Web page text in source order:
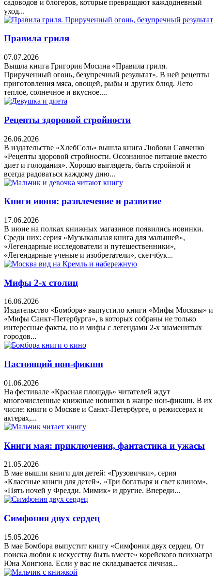
садоводов и блогеров, которые превращают каждодневный
уход...
Правила гриля
07.07.2026
Вышла книга Григория Мосина «Правила гриля.
Прирученный огонь, безупречный результат». В ней рецепты
приготовления мяса, овощей, рыбы и других блюд. Лето
теплое, солнечное и вкусное....
Рецепты здоровой стройности
26.06.2026
В издательстве «ХлебСоль» вышла книга Любови Савченко
«Рецепты здоровой стройности. Осознанное питание вместо
диет и голодания». Хорошо выглядеть, быть стройной и
всегда радоваться каждому дню...
Книги июня: развлечение и развитие
17.06.2026
В июне на полках книжных магазинов появились новинки.
Среди них: серия «Музыкальная книга для малышей»,
«Легендарные исследователи и путешественники»,
«Легендарные ученые и изобретатели», скетчбук...
Мифы 2-х столиц
16.06.2026
Издательство «Бомбора» выпустило книги «Мифы Москвы» и
«Мифы Санкт-Петербурга», в которых собраны не только
интересные факты, но и мифы с легендами 2-х знаменитых
городов...
Настоящий нон-фикшн
01.06.2026
На фестивале «Красная площадь» читателей ждут
многочисленные книжные новинки в жанре нон-фикшн. В их
числе: книги о Москве и Санкт-Петербурге, о режиссерах и
актерах,...
Книги мая: приключения, фантастика и ужасы
21.05.2026
В мае вышли книги для детей: «Грузовички», серия
«Классные книги для детей», «Три богатыря и свет клином»,
«Пять ночей у Фредди. Мимик» и другие. Впереди...
Симфония двух сердец
15.05.2026
В мае Бомбора выпустит книгу «Симфония двух сердец. От
поиска любви к искусству быть вместе» корейского психиатра
Юна Хонгюна. Если у вас не складывается личная...